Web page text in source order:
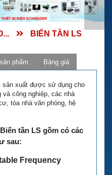
BIẾN TẦN LS
phẩm Bảng giá
sản xuất được sử dụng cho
công nghiệp, các nhà
tòa nhà văn phòng, hệ
tần LS gồm có các
sau:
Frequency